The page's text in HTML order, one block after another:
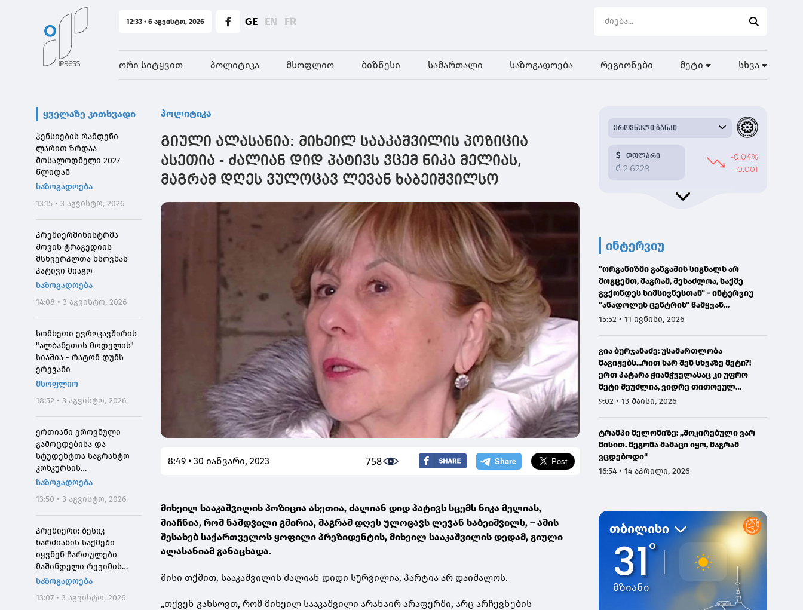
12:33 • 6 აგვისტო, 2026 GE EN FR
ორი სიტყვით პოლიტიკა მსოფლიო ბიზნესი სამართალი საზოგადოება რეგიონები მეტი სხვა
ყველაზე კითხვადი
პენსიების რამდენი
ლარით ზრდაა
მოსალოდნელი 2027
წლიდან
საზოგადოება
13:15 • 3 აგვისტო, 2026
პრემიერმინისტრმა
შოვის ტრაგედიის
მსხვერპლთა ხსოვნას
პატივი მიაგო
საზოგადოება
14:08 • 3 აგვისტო, 2026
სომხეთი ევროკავშირის
"ალბანეთის მოდელის"
სიაშია - რატომ დუმს
ერევანი
მსოფლიო
18:52 • 3 აგვისტო, 2026
ერთიანი ეროვნული
გამოცდებისა და
სტუდენტთა საგრანტო
კონკურსის
მონაწილეებისთვის
განაცხადების მიღება 4
აგვისტოს 10:00
საათიდან დაიწყება
საზოგადოება
13:50 • 3 აგვისტო, 2026
პრემიერი: ბესიკ
ხარძიანის საქმეში
იყვნენ ჩართულები
მაშინდელი რეჟიმის
მაღალჩინოსნები, ეს
შეგვახსენებს იმას, თუ
საზოგადოება
13:07 • 3 აგვისტო, 2026
პოლიტიკა
გიული ალასანია: მიხეილ სააკაშვილის პოზიცია
ასეთია - ძალიან დიდ პატივს ვცემ ნიკა მელიას,
მაგრამ დღეს ვულოცავ ლევან ხაბეიშვილსო
8:49 • 30 იანვარი, 2023 758
მიხეილ სააკაშვილის პოზიცია ასეთია, ძალიან დიდ პატივს სცემს ნიკა მელიას,
მიაჩნია, რომ ნამდვილი გმირია, მაგრამ დღეს ულოცავს ლევან ხაბეიშვილს, – ამის
შესახებ საქართველოს ყოფილი პრეზიდენტის, მიხეილ სააკაშვილის დედამ, გიული
ალასანიამ განაცხადა.
მისი თქმით, სააკაშვილის ძალიან დიდი სურვილია, პარტია არ დაიშალოს.
„თქვენ გახსოვთ, რომ მიხეილ სააკაშვილი არანაირ არაფერში, არც არჩევნების
ინტერვიუ
"ორგანიზმი განგაშის სიგნალს არ
მოგცემთ, მაგრამ, შესაძლოა, საქმე
გვქონდეს სიმსივნესთან" - ინტერვიუ
"ანადოლუს ცენტრის" წამყვან
ონკოლოგთან
15:52 • 11 ივნისი, 2026
გია ბურჯანაძე: უსამართლობა
მაგიჟებს...რით ხარ შენ სხვაზე მეტი?!
ერთ პატარა ჭიანჭველასაც კი უფრო
მეტი შეუძლია, ვიდრე თითოეულ
ჩვენგანს...
9:02 • 13 მაისი, 2026
ტრამპი მელონიზე: „შოკირებული ვარ
მისით. მეგონა მამაცი იყო, მაგრამ
ვცდებოდი“
16:54 • 14 აპრილი, 2026